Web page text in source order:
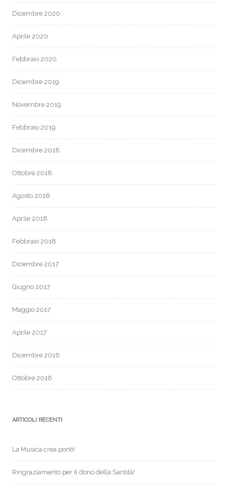
Dicembre 2020
Aprile 2020
Febbraio 2020
Dicembre 2019
Novembre 2019
Febbraio 2019
Dicembre 2018
Ottobre 2018
Agosto 2018
Aprile 2018
Febbraio 2018
Dicembre 2017
Giugno 2017
Maggio 2017
Aprile 2017
Dicembre 2016
Ottobre 2016
ARTICOLI RECENTI
La Musica crea ponti!
Ringraziamento per il dono della Santità!